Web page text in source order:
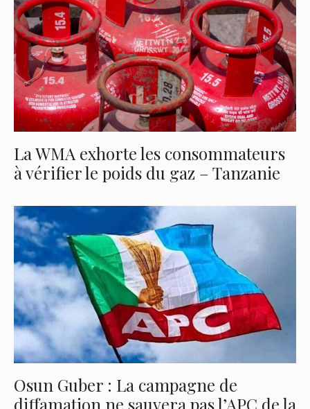
La WMA exhorte les consommateurs
à vérifier le poids du gaz – Tanzanie
Osun Guber : La campagne de
diffamation ne sauvera pas l’APC de la